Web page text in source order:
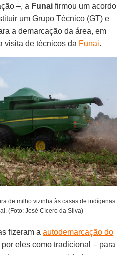
–, a Funai firmou um acordo
um Grupo Técnico (GT) e
a demarcação da área, em
visita de técnicos da Funai.
de milho vizinha às casas de indígenas
(Foto: José Cícero da Silva)
fizeram aautodemarcação do
eles como tradicional – para